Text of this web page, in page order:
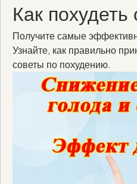
Как похудеть
Получите самые
Узнайте, как правильно
советы по похудению.